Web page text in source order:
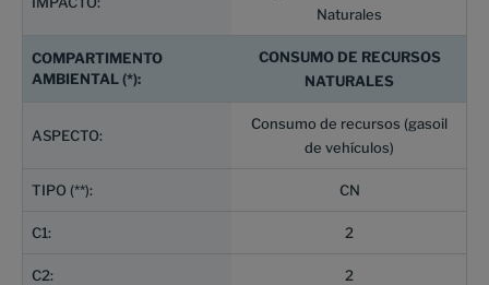
Naturales
CONSUMO DE RECURSOS
NATURALES
Consumo de recursos (gasoil
de vehículos)
CN
2
2